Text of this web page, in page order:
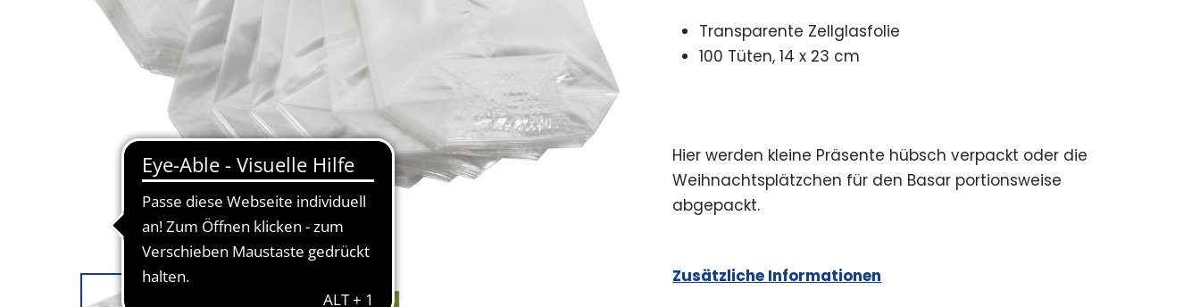
Transparente Zellglasfolie
100 Tüten, 14 x 23 cm
Hier werden kleine Präsente hübsch verpackt oder die
Weihnachtsplätzchen für den Basar portionsweise
abgepackt.
Zusätzliche Informationen